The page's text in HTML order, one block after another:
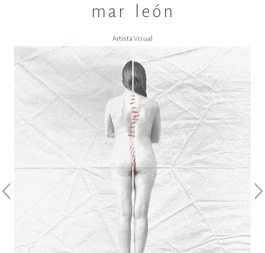
mar león
Artista Visual